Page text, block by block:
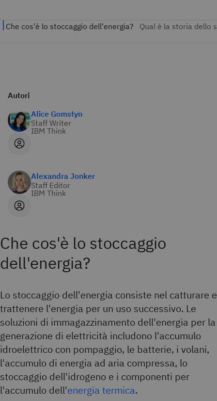
Autori
Alice Gomstyn
Staff Writer
IBM Think
Alexandra Jonker
Staff Editor
IBM Think
Che cos'è lo stoccaggio
dell'energia?
Lo stoccaggio dell'energia consiste nel catturare e
trattenere l'energia per un uso successivo. Le
soluzioni di immagazzinamento dell'energia per la
generazione di elettricità includono l'accumulo
idroelettrico con pompaggio, le batterie, i volani,
l'accumulo di energia ad aria compressa, lo
stoccaggio dell'idrogeno e i componenti per
l'accumulo dell'energia termica.